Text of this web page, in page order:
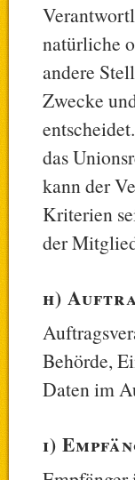
natürliche
andere
Zwecke
das
kann der
Kriterien
der
h)
Behörde,
Daten im
i)